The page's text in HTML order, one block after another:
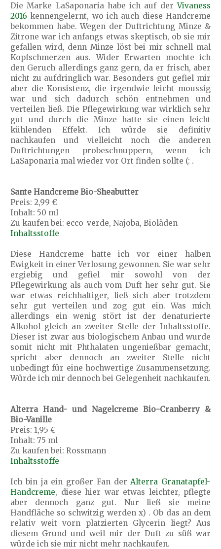
Die Marke LaSaponaria habe ich auf derVivaness
2016 kennengelernt, wo ich auch diese Handcreme
bekommen habe. Wegen der Duftrichtung Minze &
Zitrone war ich anfangs etwas skeptisch, ob sie mir
gefallen wird, denn Minze löst bei mir schnell mal
Kopfschmerzen aus. Wider Erwarten mochte ich
den Geruch allerdings ganz gern, da er frisch, aber
nicht zu aufdringlich war. Besonders gut gefiel mir
aber die Konsistenz, die irgendwie leicht moussig
war und sich dadurch schön entnehmen und
verteilen ließ. Die Pflegewirkung war wirklich sehr
gut und durch die Minze hatte sie einen leicht
kühlenden Effekt. Ich würde sie definitiv
nachkaufen und vielleicht noch die anderen
Duftrichtungen probeschnuppern, wenn ich
LaSaponaria mal wieder vor Ort finden sollte (: .
Sante Handcreme Bio-Sheabutter
Preis: 2,99 €
Inhalt: 50 ml
Zu kaufen bei: ecco-verde, Najoba, Bioläden
Inhaltsstoffe
Diese Handcreme hatte ich vor einer halben
Ewigkeit in einer Verlosung gewonnen. Sie war sehr
ergiebig und gefiel mir sowohl von der
Pflegewirkung als auch vom Duft her sehr gut. Sie
war etwas reichhaltiger, ließ sich aber trotzdem
sehr gut verteilen und zog gut ein. Was mich
allerdings ein wenig stört ist der denaturierte
Alkohol gleich an zweiter Stelle der Inhaltsstoffe.
Dieser ist zwar aus biologischem Anbau und wurde
somit nicht mit Phthalaten ungenießbar gemacht,
spricht aber dennoch an zweiter Stelle nicht
unbedingt für eine hochwertige Zusammensetzung.
Würde ich mir dennoch bei Gelegenheit nachkaufen.
Alterra Hand- und Nagelcreme Bio-Cranberry &
Bio-Vanille
Preis: 1,95 €
Inhalt: 75 ml
Zu kaufen bei: Rossmann
Inhaltsstoffe
Ich bin ja ein großer Fan derAlterra Granatapfel-
Handcreme, diese hier war etwas leichter, pflegte
aber dennoch ganz gut. Nur ließ sie meine
Handfläche so schwitzig werden x) . Ob das an dem
relativ weit vorn platzierten Glycerin liegt? Aus
diesem Grund und weil mir der Duft zu süß war
würde ich sie mir nicht mehr nachkaufen.